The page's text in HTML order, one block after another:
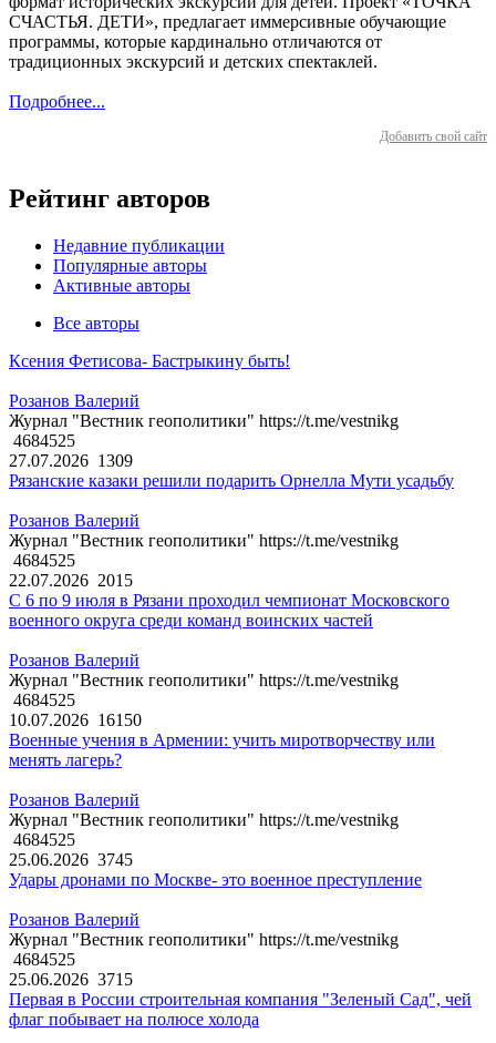
СЧАСТЬЯ. ДЕТИ», предлагает иммерсивные обучающие
программы, которые кардинально отличаются от
традиционных экскурсий и детских спектаклей.
Подробнее...
Добавить свой сайт
Рейтинг авторов
Недавние публикации
Популярные авторы
Активные авторы
Все авторы
Ксения Фетисова- Бастрыкину быть!
Розанов Валерий
Журнал "Вестник геополитики" https://t.me/vestnikg
4684525
27.07.2026 1309
Рязанские казаки решили подарить Орнелла Мути усадьбу
Розанов Валерий
Журнал "Вестник геополитики" https://t.me/vestnikg
4684525
22.07.2026 2015
С 6 по 9 июля в Рязани проходил чемпионат Московского
военного округа среди команд воинских частей
Розанов Валерий
Журнал "Вестник геополитики" https://t.me/vestnikg
4684525
10.07.2026 16150
Военные учения в Армении: учить миротворчеству или
менять лагерь?
Розанов Валерий
Журнал "Вестник геополитики" https://t.me/vestnikg
4684525
25.06.2026 3745
Удары дронами по Москве- это военное преступление
Розанов Валерий
Журнал "Вестник геополитики" https://t.me/vestnikg
4684525
25.06.2026 3715
Первая в России строительная компания "Зеленый Сад", чей
флаг побывает на полюсе холода